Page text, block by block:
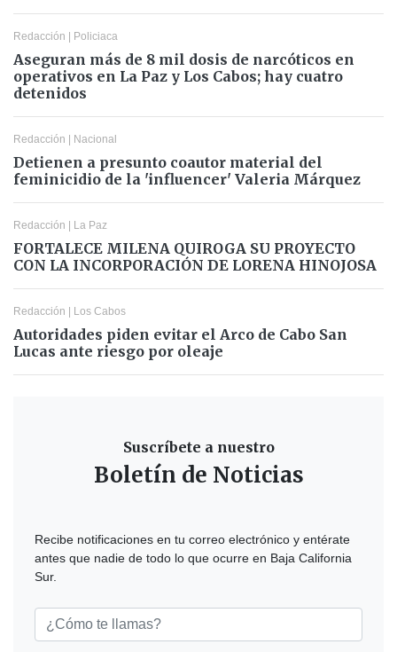
Redacción | Policiaca
Aseguran más de 8 mil dosis de narcóticos en
operativos en La Paz y Los Cabos; hay cuatro
detenidos
Redacción | Nacional
Detienen a presunto coautor material del
feminicidio de la 'influencer' Valeria Márquez
Redacción | La Paz
FORTALECE MILENA QUIROGA SU PROYECTO
CON LA INCORPORACIÓN DE LORENA HINOJOSA
Redacción | Los Cabos
Autoridades piden evitar el Arco de Cabo San
Lucas ante riesgo por oleaje
Suscríbete a nuestro
Boletín de Noticias
Recibe notificaciones en tu correo electrónico y entérate
antes que nadie de todo lo que ocurre en Baja California
Sur.